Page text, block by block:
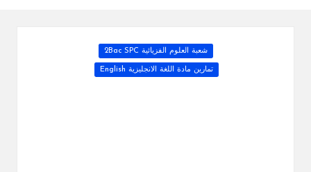
Posted
in
شعبة العلوم الفزيائية 2Bac SPC
تمارين مادة اللغة الانجليزية English